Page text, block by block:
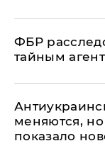
ФБР
тайным
меняются, но
показало